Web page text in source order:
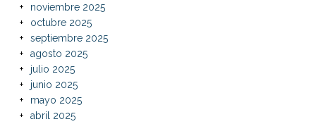
noviembre 2025
octubre 2025
septiembre 2025
agosto 2025
julio 2025
junio 2025
mayo 2025
abril 2025